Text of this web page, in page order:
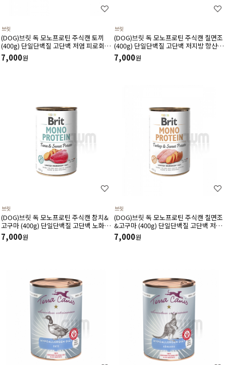
브릿
(DOG)브릿 독 모노프로틴 주식캔 토끼
(400g) 단일단백질 고단백 저염 피로회복
위건강개선에 도움
7,000원
브릿
(DOG)브릿 독 모노프로틴 주식캔 칠면조
(400g) 단일단백질 고단백 저지방 항산화
심신건강 면역력관리에 도움
7,000원
브릿
(DOG)브릿 독 모노프로틴 주식캔 참치&
고구마 (400g) 단일단백질 고단백 노화방
지 미네랄풍부 뇌건강 장운동에 도움
7,000원
브릿
(DOG)브릿 독 모노프로틴 주식캔 칠면조
&고구마 (400g) 단일단백질 고단백 저지
방 식이섬유풍부 항산화 다이어트에 도움
7,000원